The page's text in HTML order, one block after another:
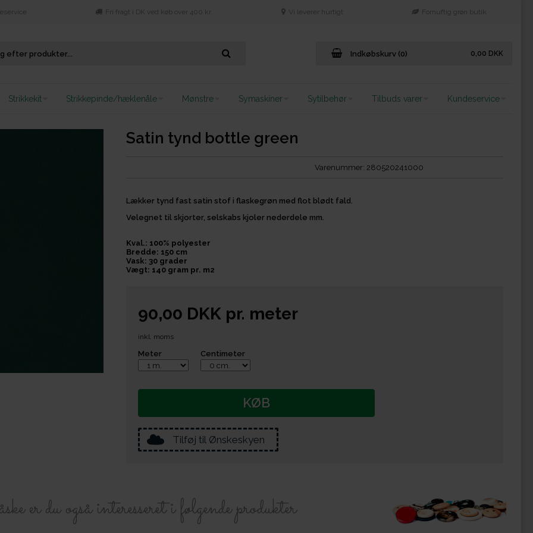
Fri fragt i DK ved køb over 400 kr. Vi leverer hurtigt Fornuftig grøn butik
Indkøbskurv (0) 0,00 DKK
Strikkekit Strikkepinde/hæklenåle Mønstre Symaskiner Sytilbehør Tilbuds varer Kundeservice
Satin tynd bottle green
Varenummer: 280520241000
Lækker tynd fast satin stof i flaskegrøn med flot blødt fald.
Velegnet til skjorter, selskabs kjoler nederdele mm.
Kval.: 100% polyester
Bredde: 150 cm
Vask: 30 grader
Vægt: 140 gram pr. m2
90,00 DKKpr. meter
inkl. moms
Meter Centimeter
KØB
Tilføj til Ønskeskyen
er du også interesseret i følgende produkter